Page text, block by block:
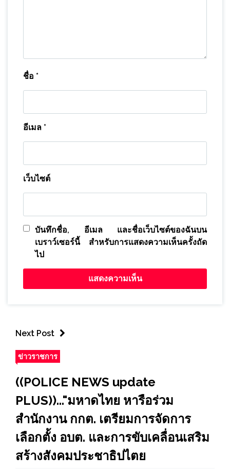
ชื่อ *
อีเมล *
เว็บไซต์
บันทึกชื่อ, อีเมล และชื่อเว็บไซต์ของฉันบน
เบราว์เซอร์นี้ สำหรับการแสดงความเห็นครั้งถัด
ไป
Next Post
ข่าวราชการ
((POLICE NEWS update
PLUS))..."มหาดไทย หารือร่วม
สำนักงาน กกต. เตรียมการจัดการ
เลือกตั้ง อบต. และการขับเคลื่อนเสริม
สร้างสังคมประชาธิปไตย